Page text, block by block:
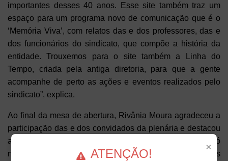
importantes desses 40 anos. Esse site também traz um
espaço para um programa novo de comunicação que é o
‘Memória Viva’, com relatos das e dos professores, das e
dos funcionários do sindicato, que compõe a história da
entidade. Trouxemos para o site também a Linha do
Tempo, criada pela antiga diretoria, para que a gente
acompanhe de perto as ações e eventos realizados pelo
sindicato”, explica.
Ao final da mesa de abertura, Rivânia Moura agradeceu a
participação das e dos convidados da plenária e destacou
a importância da construção das lutas em unidade não só
no âmbito da Educação, como também as lutas mais
×
ATENÇÃO!